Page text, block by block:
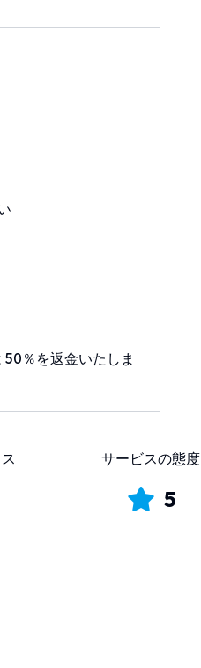
％を返金いたしま
サービスの態度
5